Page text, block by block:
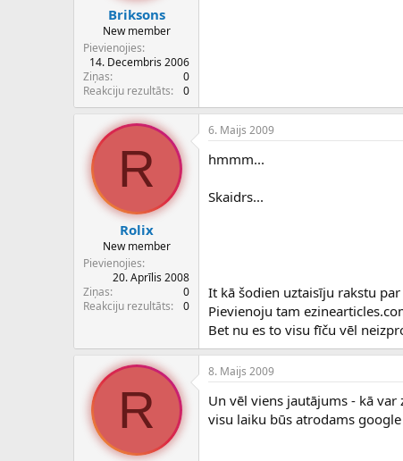
Briksons
New member
Pievienojies
14. Decembris 2006
Ziņas
0
Reakciju rezultāts
0
R
Rolix
New member
Pievienojies
20. Aprīlis 2008
Ziņas
0
Reakciju rezultāts
0
6. Maijs 2009
hmmm...
Skaidrs...
It kā šodien uztaisīju rakstu
Pievienoju tam
Bet nu es to visu fīču vēl
R
8. Maijs 2009
Un vēl viens jautājums - kā
visu laiku būs atrodams